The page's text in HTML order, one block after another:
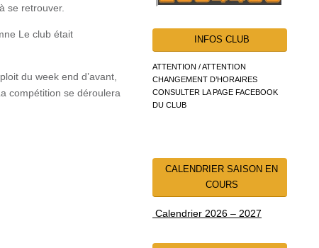
se retrouver.
Le club était
du week end d’avant,
compétition se déroulera
INFOS CLUB
ATTENTION / ATTENTION
CHANGEMENT D’HORAIRES
CONSULTER LA PAGE FACEBOOK
DU CLUB
CALENDRIER SAISON EN
COURS
Calendrier 2026 – 2027